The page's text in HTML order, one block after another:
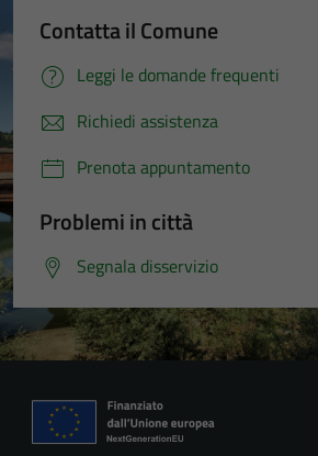
Contatta il Comune
Leggi le domande frequenti
Richiedi assistenza
Prenota appuntamento
Problemi in città
Segnala disservizio